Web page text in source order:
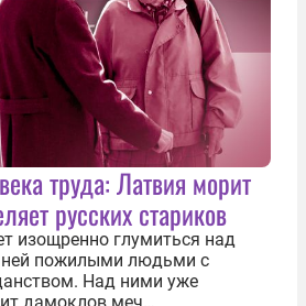
труда: Латвия морит
русских стариков
изощренно глумиться над
пожилыми людьми с
Над ними уже